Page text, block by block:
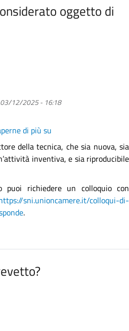
oggetto di
03/12/2025 - 16:18
di più su
può
essere
considerato
di
brevetto?
della tecnica, che sia nuova, sia
inventiva, e sia riproducibile
richiedere un colloquio con
sni.unioncamere.it/colloqui-di-
.